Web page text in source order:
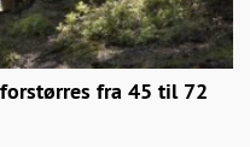
fra 45 til 72